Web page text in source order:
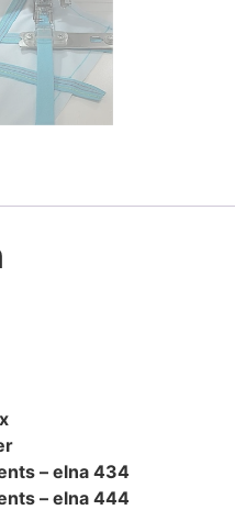
– elna 434
– elna 444